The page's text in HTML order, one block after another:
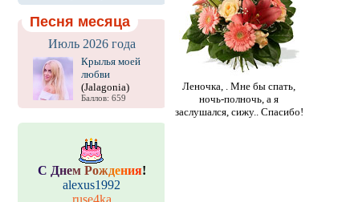
Песня месяца
Июль 2026 года
Крылья моей
любви
(Jalagonia)
Баллов: 659
С Днем Рождения!
alexus1992
ruse4ka
Леночка, . Мне бы спать,
ночь-полночь, а я
заслушался, сижу.. Спасибо!